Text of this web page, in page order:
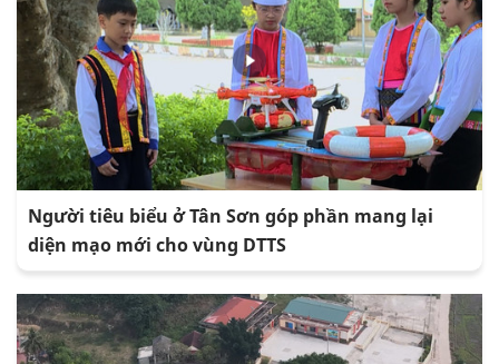
Người tiêu biểu ở Tân Sơn góp phần mang lại
diện mạo mới cho vùng DTTS